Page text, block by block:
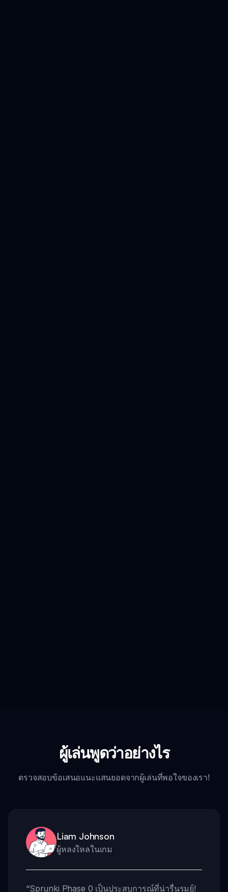
ผู้เล่นพูดว่าอย่างไร
ตรวจสอบข้อเสนอแนะแสนยอดจากผู้เล่นที่พอใจของเรา!
Liam Johnson
ผู้หลงใหลในเกม
“Sprunki Phase 0 เป็นประสบการณ์ที่น่ารื่นรมย์!